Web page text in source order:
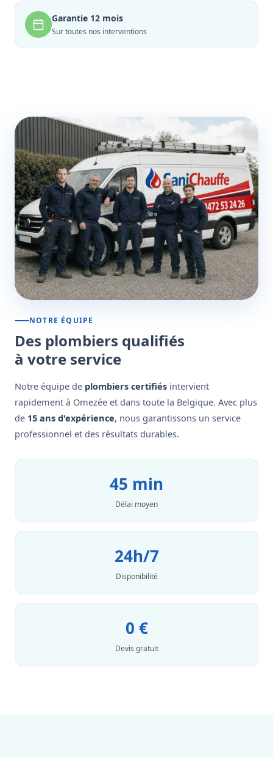
Garantie 12 mois
Sur toutes nos interventions
NOTRE ÉQUIPE
Des plombiers qualifiés
à votre service
Notre équipe de plombiers certifiés intervient
rapidement à Omezée et dans toute la Belgique. Avec plus
de 15 ans d'expérience, nous garantissons un service
professionnel et des résultats durables.
45 min
Délai moyen
24h/7
Disponibilité
0 €
Devis gratuit